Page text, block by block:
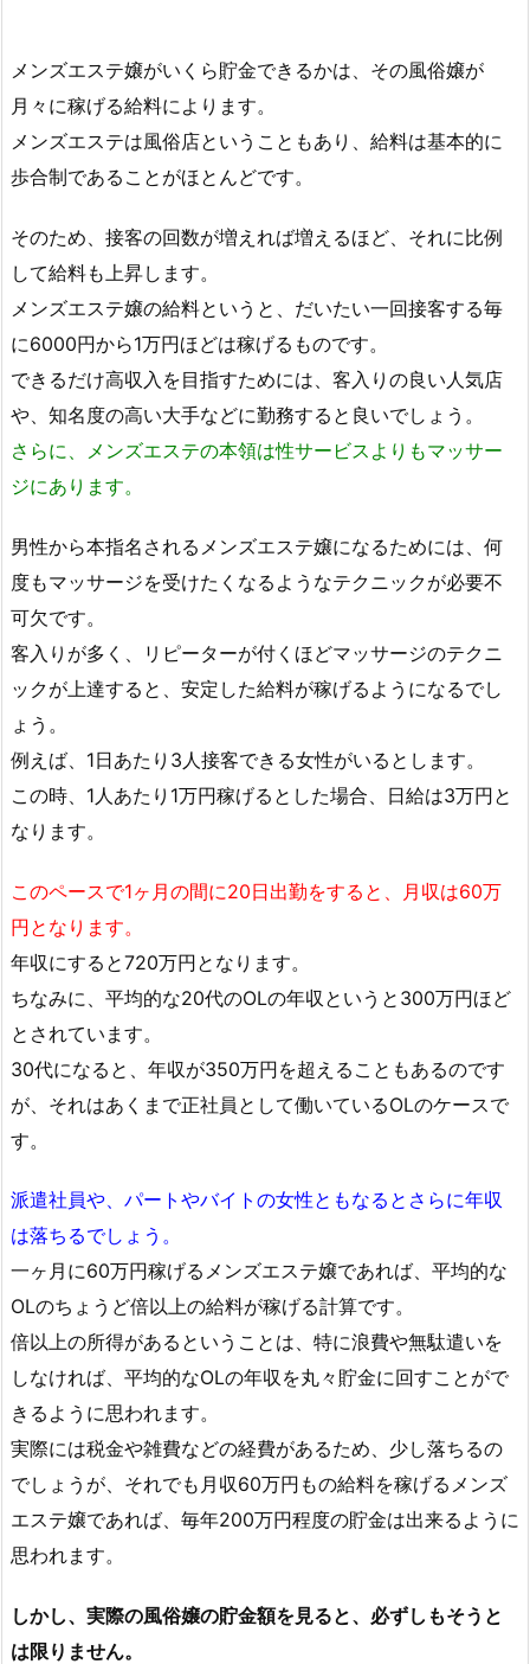
メンズエステ嬢がいくら貯金できるかは、その風俗嬢が
月々に稼げる給料によります。
メンズエステは風俗店ということもあり、給料は基本的に
歩合制であることがほとんどです。
そのため、接客の回数が増えれば増えるほど、それに比例
して給料も上昇します。
メンズエステ嬢の給料というと、だいたい一回接客する毎
に6000円から1万円ほどは稼げるものです。
できるだけ高収入を目指すためには、客入りの良い人気店
や、知名度の高い大手などに勤務すると良いでしょう。
さらに、メンズエステの本領は性サービスよりもマッサー
ジにあります。
男性から本指名されるメンズエステ嬢になるためには、何
度もマッサージを受けたくなるようなテクニックが必要不
可欠です。
客入りが多く、リピーターが付くほどマッサージのテクニ
ックが上達すると、安定した給料が稼げるようになるでし
ょう。
例えば、1日あたり3人接客できる女性がいるとします。
この時、1人あたり1万円稼げるとした場合、日給は3万円と
なります。
このペースで1ヶ月の間に20日出勤をすると、月収は60万
円となります。
年収にすると720万円となります。
ちなみに、平均的な20代のOLの年収というと300万円ほど
とされています。
30代になると、年収が350万円を超えることもあるのです
が、それはあくまで正社員として働いているOLのケースで
す。
派遣社員や、パートやバイトの女性ともなるとさらに年収
は落ちるでしょう。
一ヶ月に60万円稼げるメンズエステ嬢であれば、平均的な
OLのちょうど倍以上の給料が稼げる計算です。
倍以上の所得があるということは、特に浪費や無駄遣いを
しなければ、平均的なOLの年収を丸々貯金に回すことがで
きるように思われます。
実際には税金や雑費などの経費があるため、少し落ちるの
でしょうが、それでも月収60万円もの給料を稼げるメンズ
エステ嬢であれば、毎年200万円程度の貯金は出来るように
思われます。
しかし、実際の風俗嬢の貯金額を見ると、必ずしもそうと
は限りません。